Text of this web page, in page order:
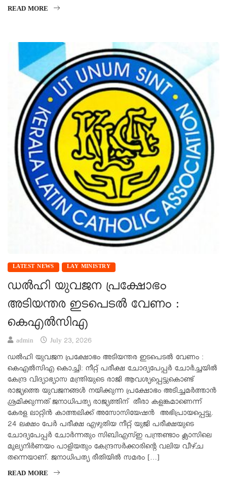
READ MORE
LATEST NEWS LAY MINISTRY
ഡൽഹി യുവജന പ്രക്ഷോഭം
അടിയന്തര ഇടപെടൽ വേണം :
കെഎൽസിഎ
admin July 23, 2026
ഡൽഹി യുവജന പ്രക്ഷോഭം അടിയന്തര ഇടപെടൽ വേണം :
കെഎൽസിഎ കൊച്ചി: നീറ്റ് പരീക്ഷ ചോദ്യപേപ്പർ ചോർച്ചയിൽ
കേന്ദ്ര വിദ്യാഭ്യാസ മന്ത്രിയുടെ രാജി ആവശ്യപ്പെട്ടുകൊണ്ട്
രാജ്യത്തെ യുവജനങ്ങൾ നയിക്കുന്ന പ്രക്ഷോഭം അടിച്ചമർത്താൻ
ശ്രമിക്കുന്നത് ജനാധിപത്യ രാജ്യത്തിന് തീരാ കളങ്കമാണെന്ന്
കേരള ലാറ്റിൻ കാത്തലിക്ക് അസോസിയേഷൻ അഭിപ്രായപ്പെട്ടു.
24 ലക്ഷം പേർ പരീക്ഷ എഴുതിയ നീറ്റ് യുജി പരീക്ഷയുടെ
ചോദ്യപേപ്പർ ചോർന്നതും സിബിഎസ്ഇ പന്ത്രണ്ടാം ക്ലാസിലെ
മൂല്യനിർണയം പാളിയതും കേന്ദ്രസർക്കാരിന്റെ വലിയ വീഴ്ച
തന്നെയാണ്. ജനാധിപത്യ രീതിയിൽ സമരം […]
READ MORE